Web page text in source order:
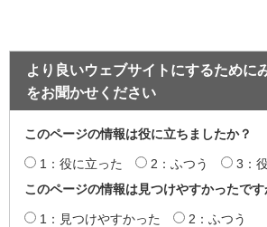
より良いウェブサイトにするために
をお聞かせください
このページの情報は役に立ちましたか？
1：役に立った 2：ふつう
3：
このページの情報は見つけやすかったです
1：見つけやすかった
2：ふつう